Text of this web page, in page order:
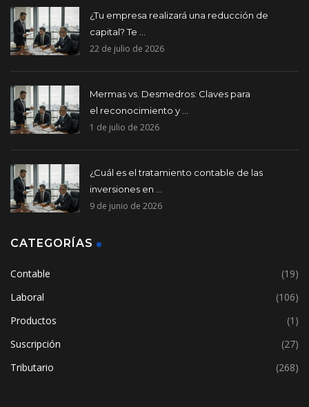
¿Tu empresa realizará una reducción de
capital? Te ...
22 de julio de 2026
Mermas vs. Desmedros: Claves para
el reconocimiento y ...
1 de julio de 2026
¿Cuál es el tratamiento contable de las
inversiones en ...
9 de junio de 2026
CATEGORÍAS
Contable
(19)
Laboral
(106)
Productos
(1)
Suscripción
(27)
Tributario
(268)